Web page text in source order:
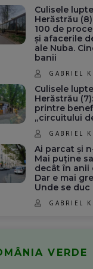
Culisele
Herăstrău
100 de
și afacerile
ale Nuba.
banii
GABRIEL
Culisele
Herăstrău
printre
„circuitului
GABRIEL
Ai parcat și
Mai puține
decât în anii
Dar e mai
Unde se duc
GABRIEL
VERDE